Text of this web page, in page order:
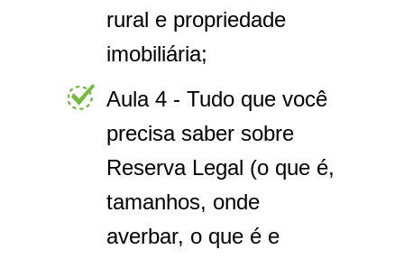
rural e propriedade
imobiliária;
Aula 4 - Tudo que você
precisa saber sobre
Reserva Legal (o que é,
tamanhos, onde
averbar, o que é e